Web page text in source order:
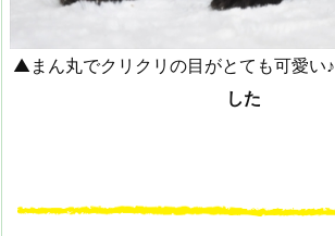
▲まん丸でクリクリの目がとても可愛い♪
した